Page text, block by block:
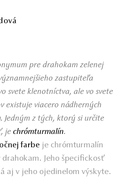
pre drahokam zelenej
zastupiteľa
svete klenotníctva, ale vo svete
existuje viacero nádherných
Jedným z tých, ktorý si určite
jechrómturmalín.
farbe je chrómturmalín
Jeho špecifickosť
aj v jeho ojedinelom výskyte.